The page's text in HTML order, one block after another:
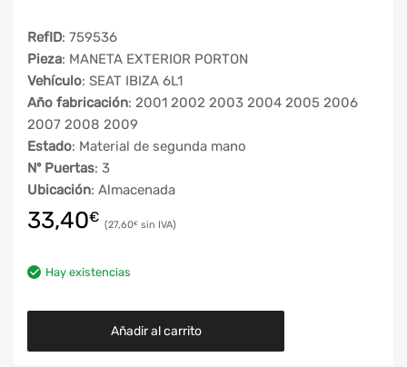
RefID: 759536
Pieza: MANETA EXTERIOR PORTON
Vehículo: SEAT IBIZA 6L1
Año fabricación: 2001 2002 2003 2004 2005 2006
2007 2008 2009
Estado: Material de segunda mano
Nº Puertas: 3
Ubicación: Almacenada
33,40€ 27,60€
Hay existencias
Añadir al carrito